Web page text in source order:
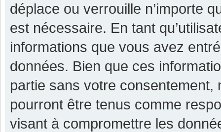
déplace ou verrouille n’importe
est nécessaire. En tant
informations que vous avez
données. Bien que ces
partie sans votre consentement,
pourront être tenus comme
visant à compromettre les